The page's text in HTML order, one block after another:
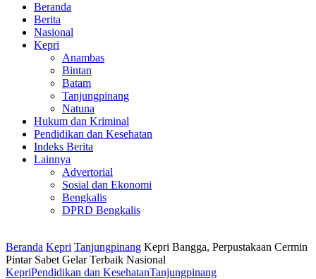
Beranda
Berita
Nasional
Kepri
Anambas
Bintan
Batam
Tanjungpinang
Natuna
Hukum dan Kriminal
Pendidikan dan Kesehatan
Indeks Berita
Lainnya
Advertorial
Sosial dan Ekonomi
Bengkalis
DPRD Bengkalis
Beranda Kepri Tanjungpinang Kepri Bangga, Perpustakaan Cermin
Pintar Sabet Gelar Terbaik Nasional
KepriPendidikan dan KesehatanTanjungpinang